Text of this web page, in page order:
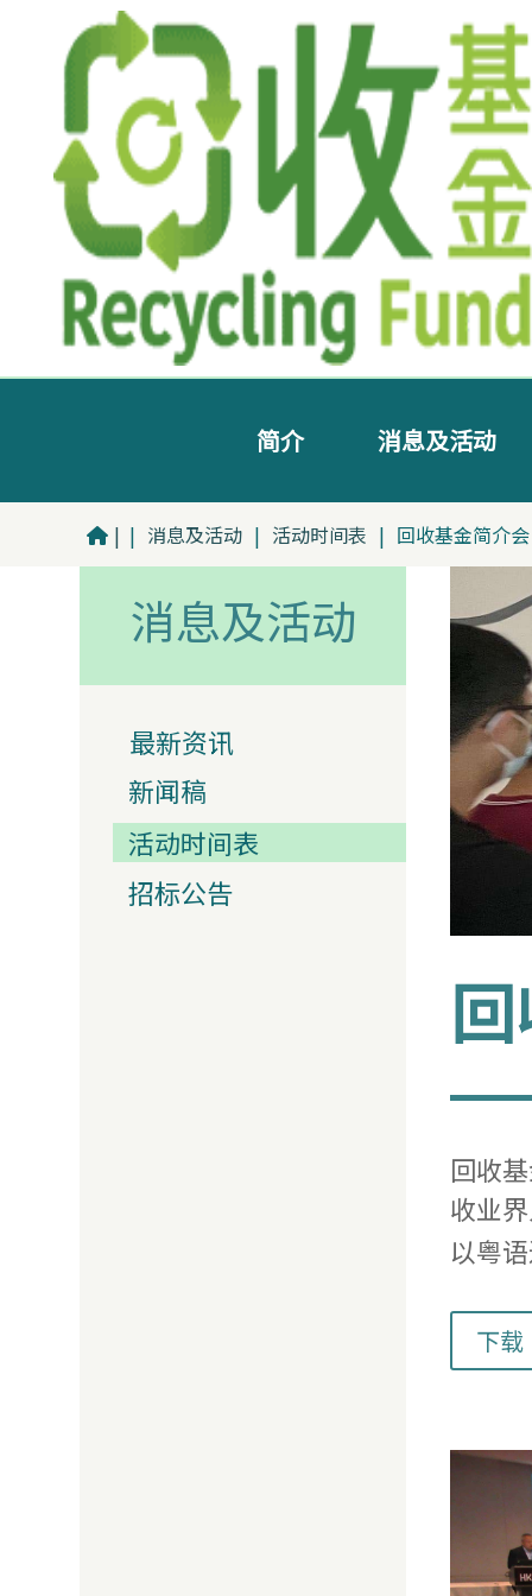
简介 消息及活动
| | 消息及活动 | 活动时间表 | 回收基金简介会
消息及活动
最新资讯
新闻稿
活动时间表
招标公告
回收
收业
以粤
下载